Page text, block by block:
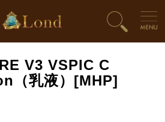
V3 VSPIC C
（乳液）[MHP]